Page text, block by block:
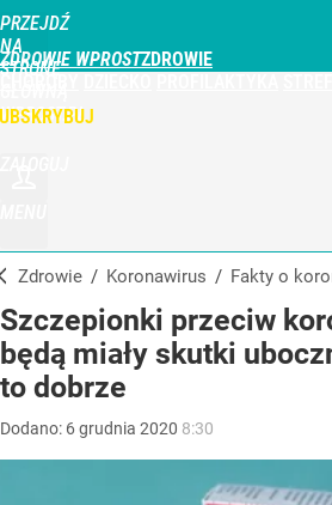
PRZEJDŹ
NA
STRONĘ
WPROST.PL
ZDROWIE WPROST
Zdrowie / Koronawirus / Fakty o
Szczepionki przeciw
będą miały skutki
to dobrze
Dodano: 6grudnia 2020 8:30